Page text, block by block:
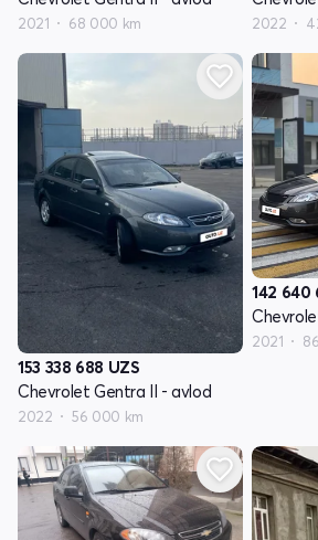
2021 68 000 km 2022
153 338 688 UZS
Chevrolet Gentra II - avlod
2022 56 000 km
142 640
2021